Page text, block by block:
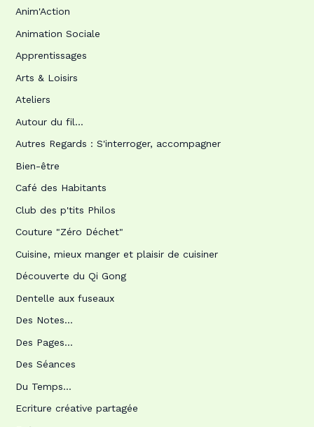
Anim'Action
Animation Sociale
Apprentissages
Arts & Loisirs
Ateliers
Autour du fil…
Autres Regards : S'interroger, accompagner
Bien-être
Café des Habitants
Club des p'tits Philos
Couture "Zéro Déchet"
Cuisine, mieux manger et plaisir de cuisiner
Découverte du Qi Gong
Dentelle aux fuseaux
Des Notes…
Des Pages…
Des Séances
Du Temps…
Ecriture créative partagée